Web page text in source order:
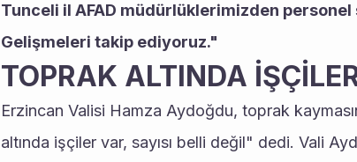
Tunceli il AFAD müdürlüklerimizden
Gelişmeleri takip ediyoruz."
TOPRAK ALTINDA
Erzincan Valisi Hamza Aydoğdu, toprak
altında işçiler var, sayısı belli değil" dedi. Vali